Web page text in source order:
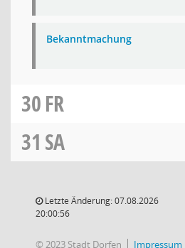
Bekanntmachung
30FR
31 SA
Letzte Änderung: 07.08.2026
20:00:56
© 2023 Stadt Dorfen Impressum